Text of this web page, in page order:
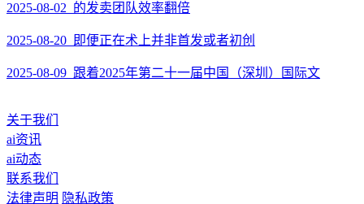
2025-08-02 的发卖团队效率翻倍
2025-08-20 即便正在术上并非首发或者初创
2025-08-09 跟着2025年第二十一届中国（深圳）国际文
关于我们
ai资讯
ai动态
联系我们
法律声明 隐私政策